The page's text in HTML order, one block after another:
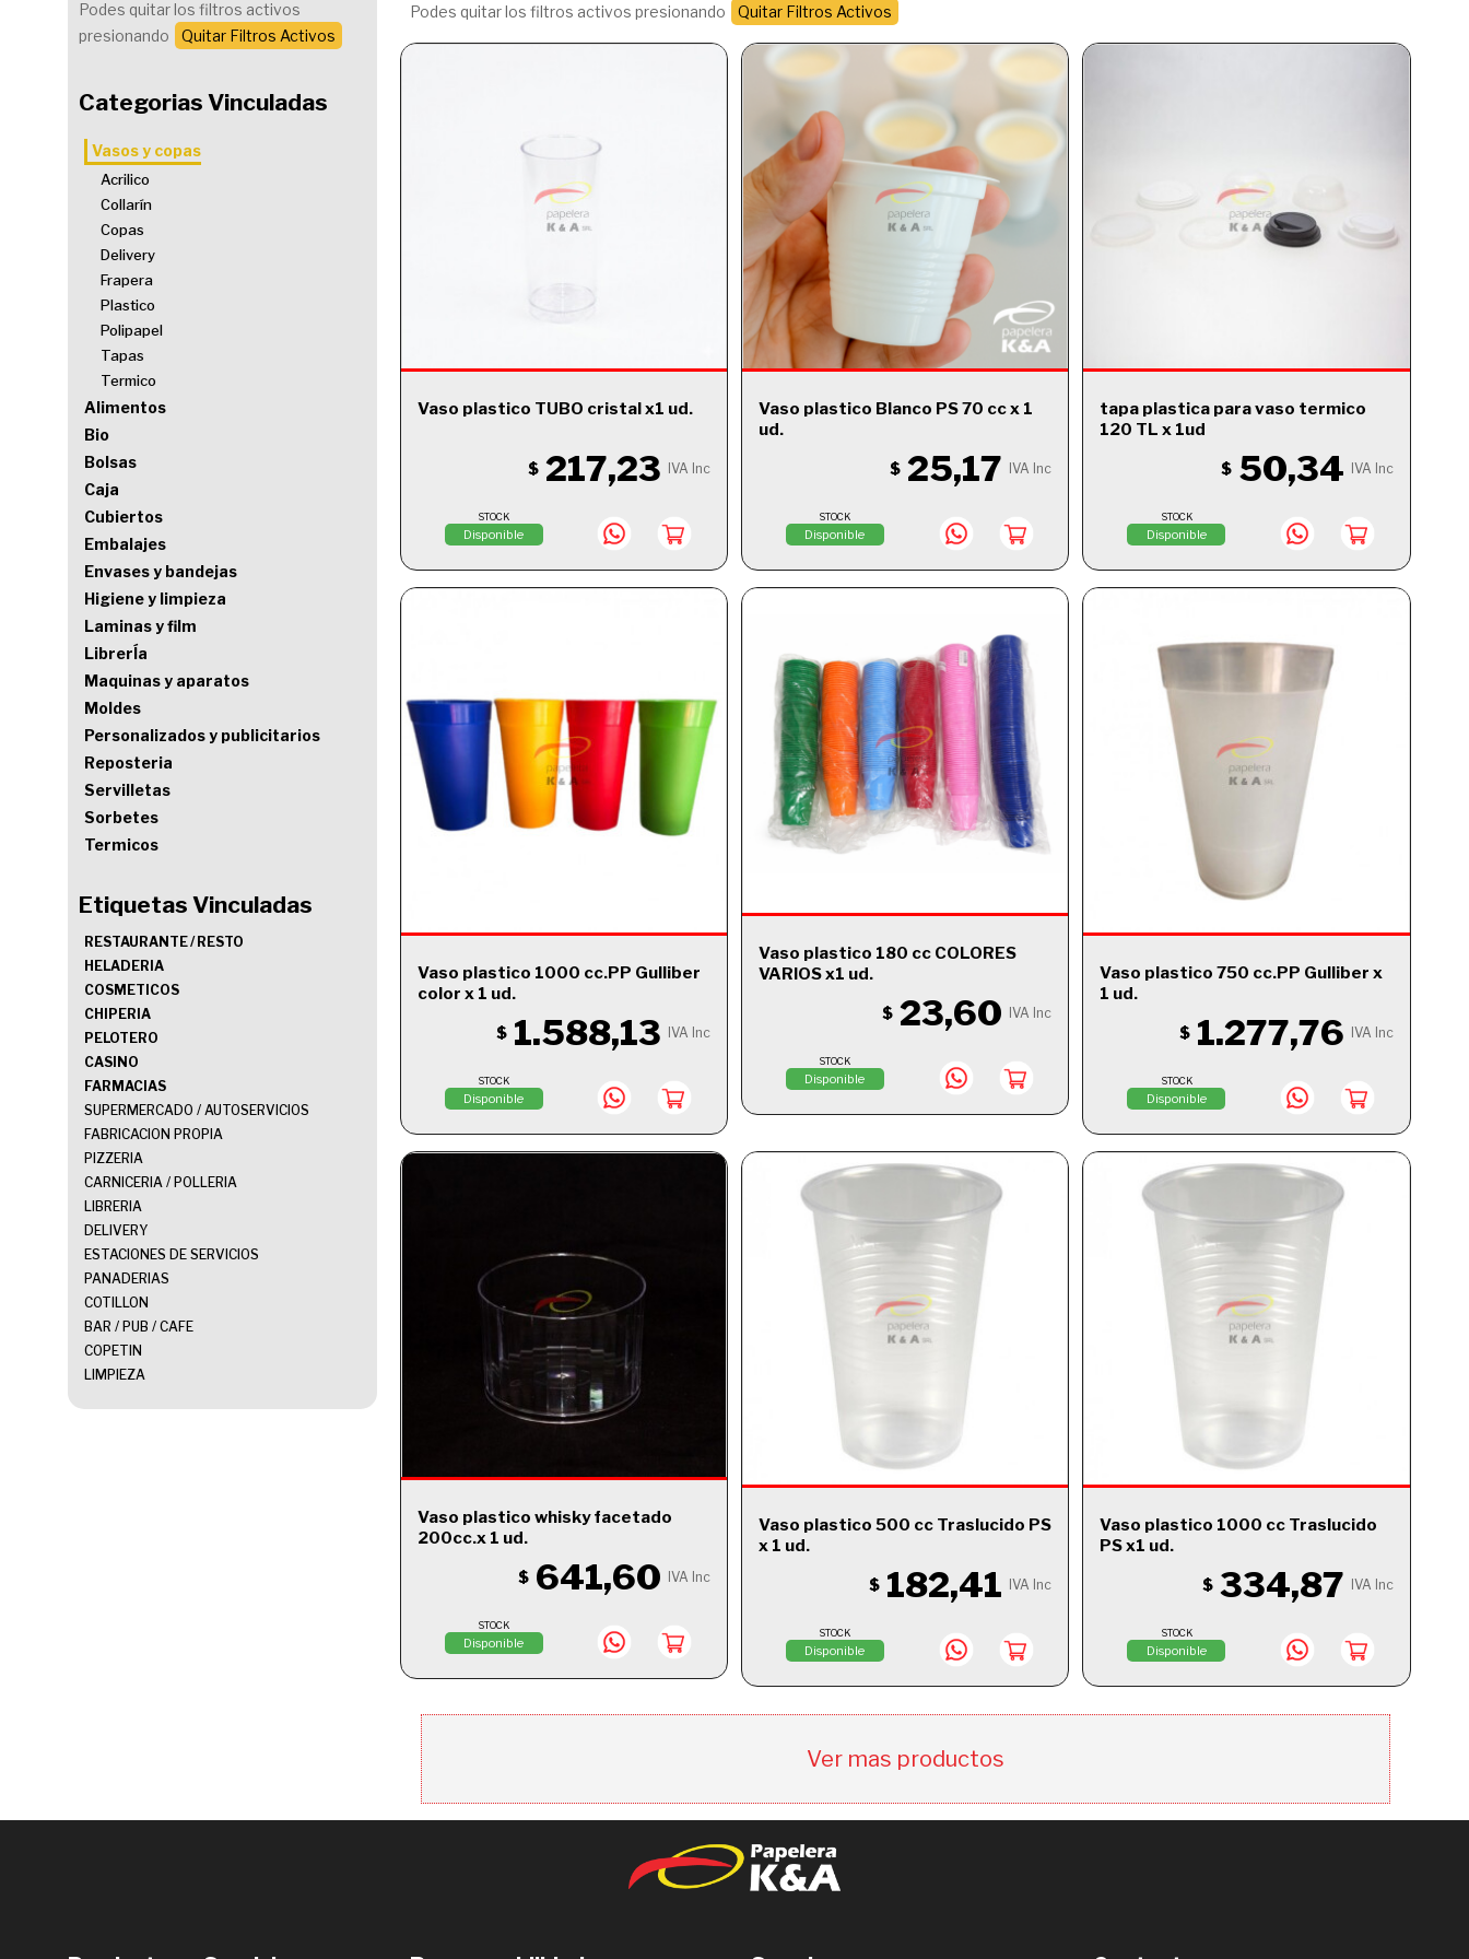
Podes quitar los filtros activos
presionando
Quitar Filtros Activos
Categorias Vinculadas
Vasos y copas
Acrilico
Collarín
Copas
Delivery
Frapera
Plastico
Polipapel
Tapas
Termico
Alimentos
Bio
Bolsas
Caja
Cubiertos
Embalajes
Envases y bandejas
Higiene y limpieza
Laminas y film
LibrerÍa
Maquinas y aparatos
Moldes
Personalizados y publicitarios
Reposteria
Servilletas
Sorbetes
Termicos
Etiquetas Vinculadas
RESTAURANTE / RESTO
HELADERIA
COSMETICOS
CHIPERIA
PELOTERO
CASINO
FARMACIAS
SUPERMERCADO / AUTOSERVICIOS
FABRICACION PROPIA
PIZZERIA
CARNICERIA / POLLERIA
LIBRERIA
DELIVERY
ESTACIONES DE SERVICIOS
PANADERIAS
COTILLON
BAR / PUB / CAFE
COPETIN
LIMPIEZA
Podes quitar los filtros activos presionando
Quitar Filtros Activos
Vaso plastico TUBO cristal x1 ud.
$ 217,23 IVA Inc
STOCK
Disponible
Vaso plastico Blanco PS 70 cc x 1
ud.
$ 25,17 IVA Inc
STOCK
Disponible
tapa plastica para vaso termico
120 TL x 1ud
$ 50,34 IVA Inc
STOCK
Disponible
Vaso plastico 1000 cc.PP Gulliber
color x 1 ud.
$ 1.588,13 IVA Inc
STOCK
Disponible
Vaso plastico 180 cc COLORES
VARIOS x1 ud.
$ 23,60 IVA Inc
STOCK
Disponible
Vaso plastico 750 cc.PP Gulliber x
1 ud.
$ 1.277,76 IVA Inc
STOCK
Disponible
Vaso plastico whisky facetado
200cc.x 1 ud.
$ 641,60 IVA Inc
STOCK
Disponible
Vaso plastico 500 cc Traslucido PS
x 1 ud.
$ 182,41 IVA Inc
STOCK
Disponible
Vaso plastico 1000 cc Traslucido
PS x1 ud.
$ 334,87 IVA Inc
STOCK
Disponible
Ver mas productos